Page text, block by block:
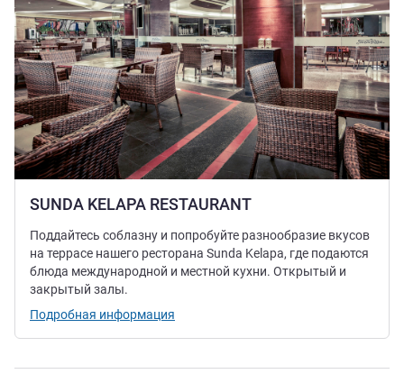
SUNDA KELAPA RESTAURANT
Поддайтесь соблазну и попробуйте разнообразие вкусов
на террасе нашего ресторана Sunda Kelapa, где подаются
блюда международной и местной кухни. Открытый и
закрытый залы.
Подробная информация